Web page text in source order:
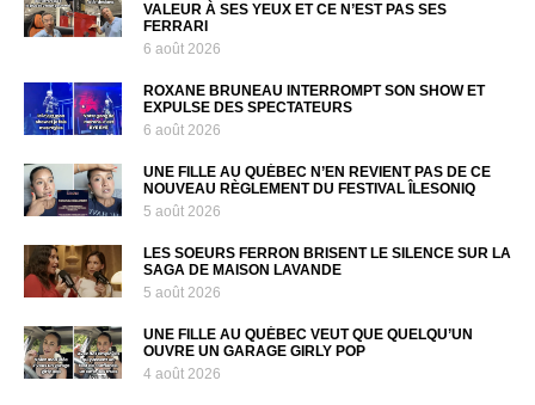
VALEUR À SES YEUX ET CE N’EST PAS SES
FERRARI
6 août 2026
ROXANE BRUNEAU INTERROMPT SON SHOW ET
EXPULSE DES SPECTATEURS
6 août 2026
UNE FILLE AU QUÉBEC N’EN REVIENT PAS DE CE
NOUVEAU RÈGLEMENT DU FESTIVAL ÎLESONIQ
5 août 2026
LES SOEURS FERRON BRISENT LE SILENCE SUR LA
SAGA DE MAISON LAVANDE
5 août 2026
UNE FILLE AU QUÉBEC VEUT QUE QUELQU’UN
OUVRE UN GARAGE GIRLY POP
4 août 2026